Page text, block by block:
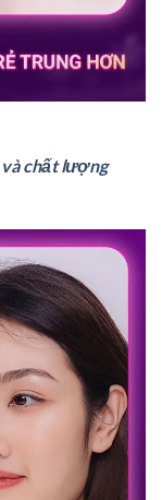
và chất lượng